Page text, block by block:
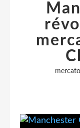
mercato